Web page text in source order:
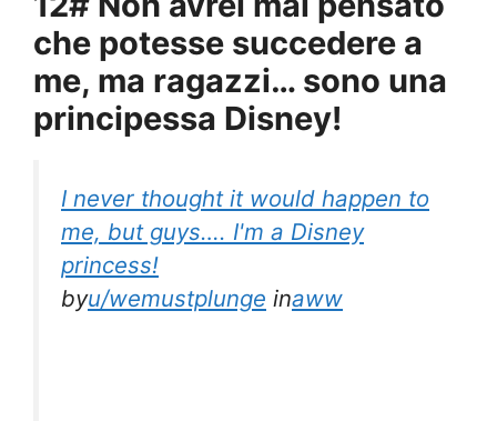
che potesse succedere a
me, ma ragazzi… sono una
principessa Disney!
I never thought it would happen to
me, but guys…. I'm a Disney
princess!
byu/wemustplunge inaww